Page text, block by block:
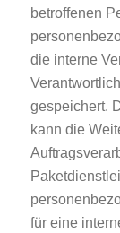
betroffenen
die interne
gespeichert.
kann die
für eine